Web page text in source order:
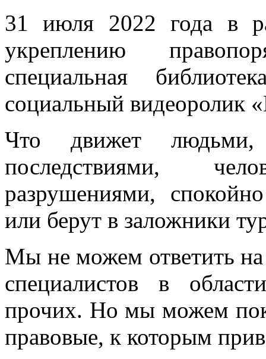
31 июля 2022 года в
укреплению
специальная
социальный видеоролик
Что движет
последствиями,
разрушениями,
или берут в заложники
Мы не можем ответить на
специалистов в
прочих. Но мы можем
правовые, к которым